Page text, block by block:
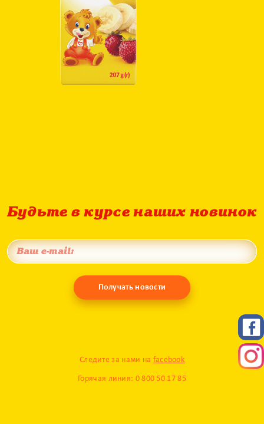
Будьте в курсе наших новинок
Получать новости
Горячая линия: 0 800 50 17 85
Следите за нами на facebook